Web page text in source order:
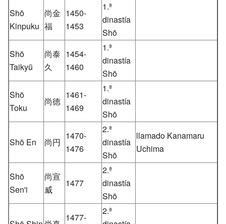
Shō
Kinpuku
尚金
福
1450-
1453
1.ª
dinastía
Shō
Shō
Taikyū
尚泰
久
1454-
1460
1.ª
dinastía
Shō
Shō
Toku
尚徳
1461-
1469
1.ª
dinastía
Shō
Shō En 尚円
1470-
1476
2.ª
dinastía
Shō
llamado Kanamaru
Uchima
Shō
Sen'i
尚宣
威
1477
2.ª
dinastía
Shō
1477-
2.ª